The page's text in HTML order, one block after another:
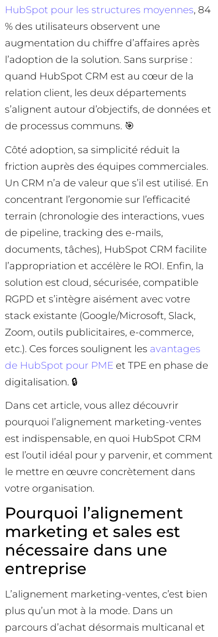
HubSpot pour les structures moyennes, 84
% des utilisateurs observent une
augmentation du chiffre d’affaires après
l’adoption de la solution. Sans surprise :
quand HubSpot CRM est au cœur de la
relation client, les deux départements
s’alignent autour d’objectifs, de données et
de processus communs. 🎯
Côté adoption, sa simplicité réduit la
friction auprès des équipes commerciales.
Un CRM n’a de valeur que s’il est utilisé. En
concentrant l’ergonomie sur l’efficacité
terrain (chronologie des interactions, vues
de pipeline, tracking des e-mails,
documents, tâches), HubSpot CRM facilite
l’appropriation et accélère le ROI. Enfin, la
solution est cloud, sécurisée, compatible
RGPD et s’intègre aisément avec votre
stack existante (Google/Microsoft, Slack,
Zoom, outils publicitaires, e-commerce,
etc.). Ces forces soulignent les avantages
de HubSpot pour PME et TPE en phase de
digitalisation. 🔒
Dans cet article, vous allez découvrir
pourquoi l’alignement marketing-ventes
est indispensable, en quoi HubSpot CRM
est l’outil idéal pour y parvenir, et comment
le mettre en œuvre concrètement dans
votre organisation.
Pourquoi l’alignement
marketing et sales est
nécessaire dans une
entreprise
L’alignement marketing-ventes, c’est bien
plus qu’un mot à la mode. Dans un
parcours d’achat désormais multicanal et